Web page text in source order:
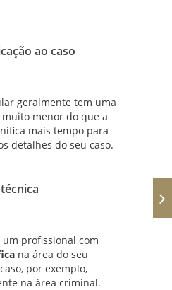
ao caso
geralmente tem uma
menor do que a
mais tempo para
detalhes do seu caso.
um profissional com
na área do seu
por exemplo,
na área criminal.